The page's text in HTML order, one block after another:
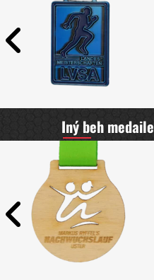
Iný beh medaile